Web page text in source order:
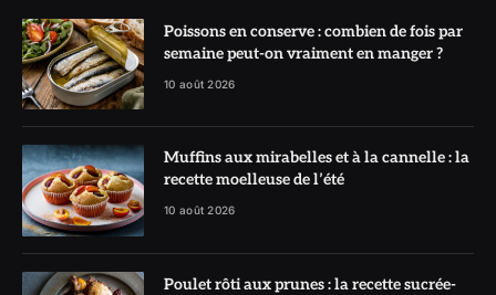
Poissons en conserve : combien de fois par
semaine peut-on vraiment en manger ?
10 août 2026
Muffins aux mirabelles et à la cannelle : la
recette moelleuse de l’été
10 août 2026
Poulet rôti aux prunes : la recette sucrée-